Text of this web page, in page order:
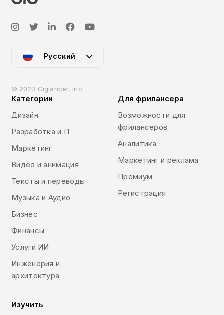
Русский
© 2023 Giglancer, Inc.
Категории
Дизайн
Разработка и IT
Маркетинг
Видео и анимация
Тексты и переводы
Музыка и Аудио
Бизнес
Финансы
Услуги ИИ
Инженерия и
архитектура
Для фрилансера
Возможности для
фрилансеров
Аналитика
Маркетинг и реклама
Премиум
Регистрация
Изучить